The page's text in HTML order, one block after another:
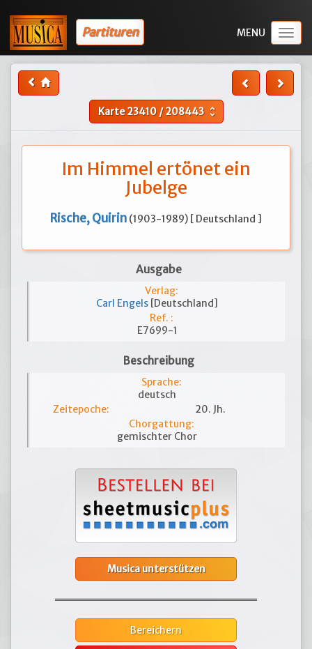
Partituren
Karte23410/208443 unfold_more
Im Himmel ertönet ein
Jubelge
Rische, Quirin (1903-1989) [ Deutschland ]
Ausgabe
Verlag:
Carl Engels [Deutschland]
Ref. :
E7699-1
Beschreibung
Sprache:
deutsch
Zeitepoche:
20. Jh.
Chorgattung:
gemischter Chor
Musica unterstützen
Bereichern